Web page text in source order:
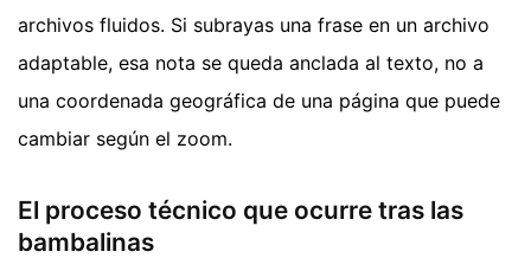
archivos fluidos. Si subrayas una frase en un archivo
adaptable, esa nota se queda anclada al texto, no a
una coordenada geográfica de una página que puede
cambiar según el zoom.
El proceso técnico que ocurre tras las
bambalinas